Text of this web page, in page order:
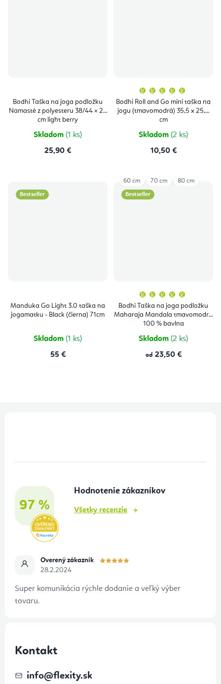
Bodhi Taška na joga podložku
Namasté z polyesteru 38/44 × 29
cm light berry
Skladom (1 ks)
25,90 €
Bodhi Roll and Go mini taška na
jogu (tmavomodrá) 35,5 x 25,5
cm
produktu
je
5,0
Skladom (2 ks)
10,50 €
Bestseller
Manduka Go Light 3.0 taška na
jogamatku - Black (čierna) 71cm
Skladom (1 ks)
55 €
Bestseller
Bodhi Taška na joga podložku
Maharaja Mandala tmavomodrá
100 % bavlna
produktu
je
5,0
Skladom (2 ks)
od 23,50 €
60 cm 70 cm 80 cm
97 %
Hodnotenie zákazníkov
Všetky recenzie
Overený zákazník
28.2.2024
Super komunikácia rýchle dodanie a veľký výber
tovaru.
Kontakt
info@flexity.sk